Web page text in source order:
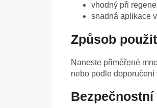
vhodný při
snadná aplikace
Způsob
Naneste přiměřené
nebo podle doporučení